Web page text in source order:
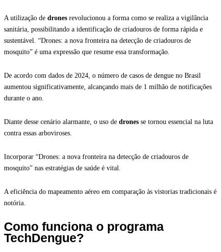
A utilização de drones revolucionou a forma como se realiza a vigilância
sanitária, possibilitando a identificação de criadouros de forma rápida e
sustentável. “Drones: a nova fronteira na detecção de criadouros de
mosquito” é uma expressão que resume essa transformação.
De acordo com dados de 2024, o número de casos de dengue no Brasil
aumentou significativamente, alcançando mais de 1 milhão de notificações
durante o ano.
Diante desse cenário alarmante, o uso de drones se tornou essencial na luta
contra essas arboviroses.
Incorporar “Drones: a nova fronteira na detecção de criadouros de
mosquito” nas estratégias de saúde é vital.
A eficiência do mapeamento aéreo em comparação às vistorias tradicionais é
notória.
Como funciona o programa
TechDengue?